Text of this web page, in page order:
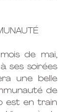
de mai,
ses soirées
une belle
de
est en train